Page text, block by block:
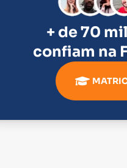
+ de 70
confiam na